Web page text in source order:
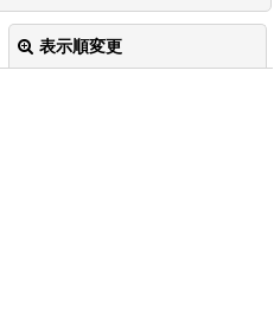
表示順変更